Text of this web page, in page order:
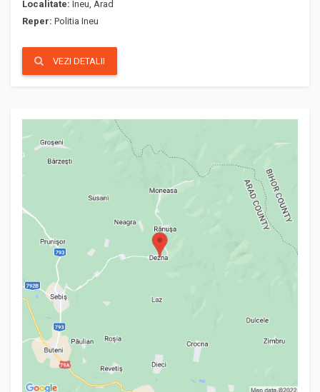
Localitate: Ineu, Arad
Reper: Politia Ineu
VEZI DETALII